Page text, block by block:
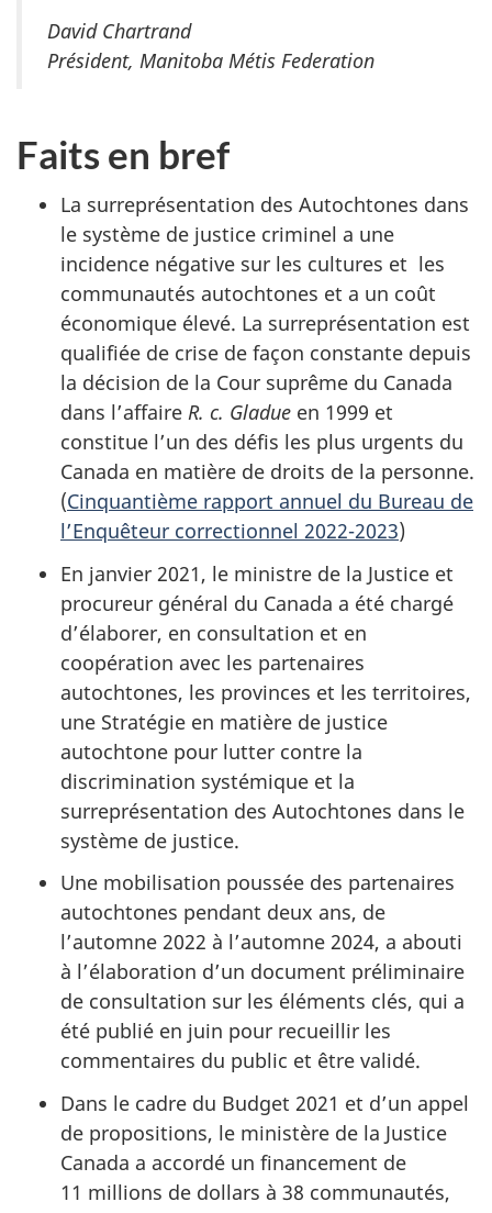
David Chartrand
Président, Manitoba Métis Federation
Faits en bref
La surreprésentation des Autochtones dans
le système de justice criminel a une
incidence négative sur les cultures et les
communautés autochtones et a un coût
économique élevé. La surreprésentation est
qualifiée de crise de façon constante depuis
la décision de la Cour suprême du Canada
dans l’affaire R. c. Gladue en 1999 et
constitue l’un des défis les plus urgents du
Canada en matière de droits de la personne.
(Cinquantième rapport annuel du Bureau de
l’Enquêteur correctionnel 2022-2023)
En janvier 2021, le ministre de la Justice et
procureur général du Canada a été chargé
d’élaborer, en consultation et en
coopération avec les partenaires
autochtones, les provinces et les territoires,
une Stratégie en matière de justice
autochtone pour lutter contre la
discrimination systémique et la
surreprésentation des Autochtones dans le
système de justice.
Une mobilisation poussée des partenaires
autochtones pendant deux ans, de
l’automne 2022 à l’automne 2024, a abouti
à l’élaboration d’un document préliminaire
de consultation sur les éléments clés, qui a
été publié en juin pour recueillir les
commentaires du public et être validé.
Dans le cadre du Budget 2021 et d’un appel
de propositions, le ministère de la Justice
Canada a accordé un financement de
11 millions de dollars à 38 communautés,